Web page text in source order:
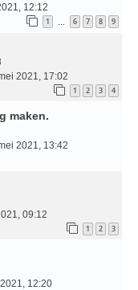
12:12
1 … 6 7 8 9
2021, 17:02
1 2 3 4
maken.
2021, 13:42
09:12
1 2 3
12:20